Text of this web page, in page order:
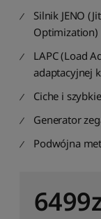
Silnik JENO
Optimization)
LAPC (Load
adaptacyjnej
Ciche i
Generator
Podwójna
6499